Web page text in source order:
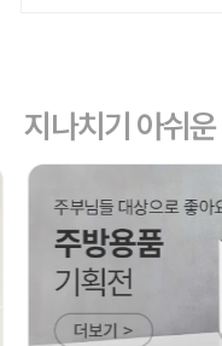
지나치기 아쉬운